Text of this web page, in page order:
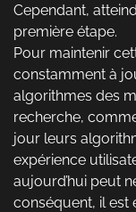
Cependant,
première étape.
Pour maintenir
constamment à
algorithmes des
recherche,
jour leurs
expérience
aujourd’hui peut
conséquent, il est